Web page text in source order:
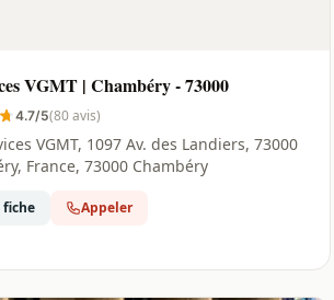
VGMT | Chambéry - 73000
4.7/5(80 avis)
VGMT, 1097 Av. des Landiers, 73000
France, 73000 Chambéry
fiche Appeler